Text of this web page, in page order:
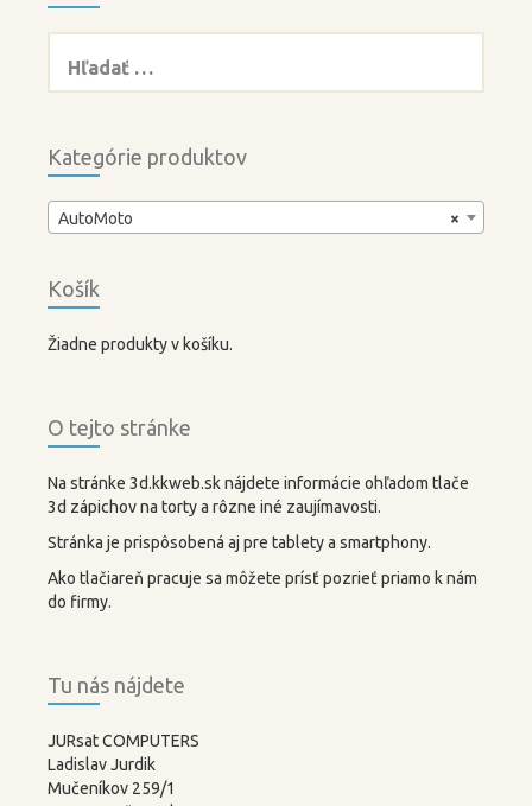
Kategórie produktov
×
AutoMoto
Košík
Žiadne produkty v košíku.
O tejto stránke
Na stránke 3d.kkweb.sk nájdete informácie ohľadom tlače
3d zápichov na torty a rôzne iné zaujímavosti.
Stránka je prispôsobená aj pre tablety a smartphony.
Ako tlačiareň pracuje sa môžete prísť pozrieť priamo k nám
do firmy.
Tu nás nájdete
JURsat COMPUTERS
Ladislav Jurdik
Mučeníkov 259/1